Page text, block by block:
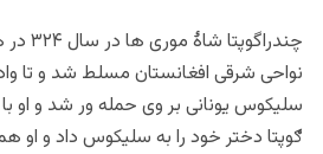
چندراگوپتا
شاۀ
نواحی شرقی افغانستان مسلط شد و تا
سلیکوس یونانی بر وی حمله ور شد و او
ګوپتا دختر خود را به سلیکوس داد و او